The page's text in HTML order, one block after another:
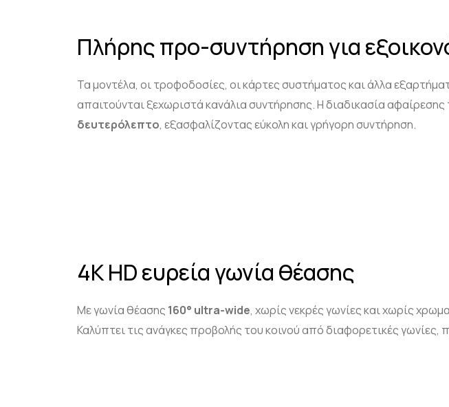
Πλήρης προ-συντήρηση για
Τα μοντέλα, οι τροφοδοσίες, οι κάρτες συστήματος και άλλα
απαιτούνται ξεχωριστά κανάλια συντήρησης. Η διαδικασία
δευτερόλεπτο, εξασφαλίζοντας εύκολη και γρήγορη συντήρηση.
4K HD ευρεία γωνία θέασης
Με γωνία θέασης 160° ultra-wide, χωρίς νεκρές γωνίες και χωρίς
Καλύπτει τις ανάγκες προβολής του κοινού από διαφορετικές